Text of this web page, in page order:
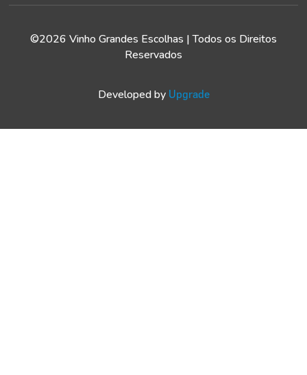
©2026 Vinho Grandes Escolhas | Todos os Direitos
Reservados
Developed by Upgrade